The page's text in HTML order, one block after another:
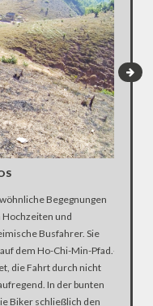
Begegnungen
und
Busfahrer. Sie
dem Ho-Chi-Min-Pfad.
die Fahrt durch nicht
In der bunten
Biker schließlich den